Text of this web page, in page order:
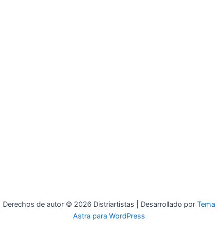
Derechos de autor © 2026 Distriartistas | Desarrollado por Tema
Astra para WordPress